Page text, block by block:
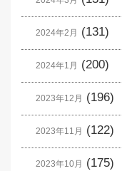
2024年2月 (131)
2024年1月 (200)
2023年12月 (196)
2023年11月 (122)
2023年10月 (175)